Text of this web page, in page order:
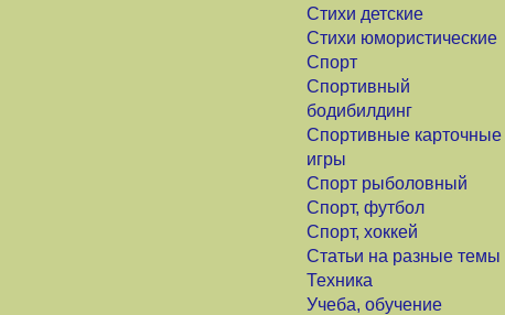
Стихи детские
Стихи юмористические
Спорт
Спортивный
бодибилдинг
Спортивные карточные
игры
Спорт рыболовный
Спорт, футбол
Спорт, хоккей
Статьи на разные темы
Техника
Учеба, обучение